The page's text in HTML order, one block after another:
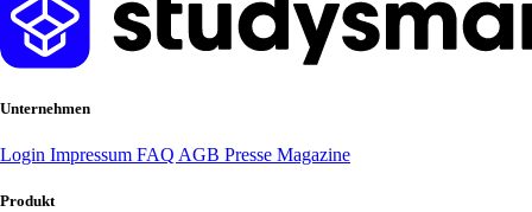
Unternehmen
Login Impressum FAQ AGB Presse Magazine
Produkt